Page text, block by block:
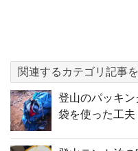
関連するカテゴリ記事
登山のパッキン
袋を使った工夫